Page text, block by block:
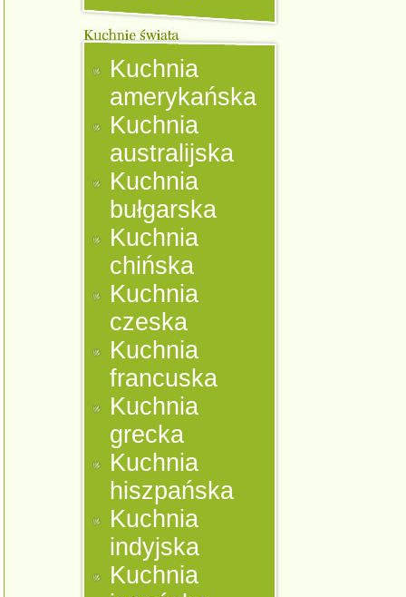
Kuchnia
amerykańska
Kuchnia
australijska
Kuchnia
bułgarska
Kuchnia
chińska
Kuchnia
czeska
Kuchnia
francuska
Kuchnia
grecka
Kuchnia
hiszpańska
Kuchnia
indyjska
Kuchnia